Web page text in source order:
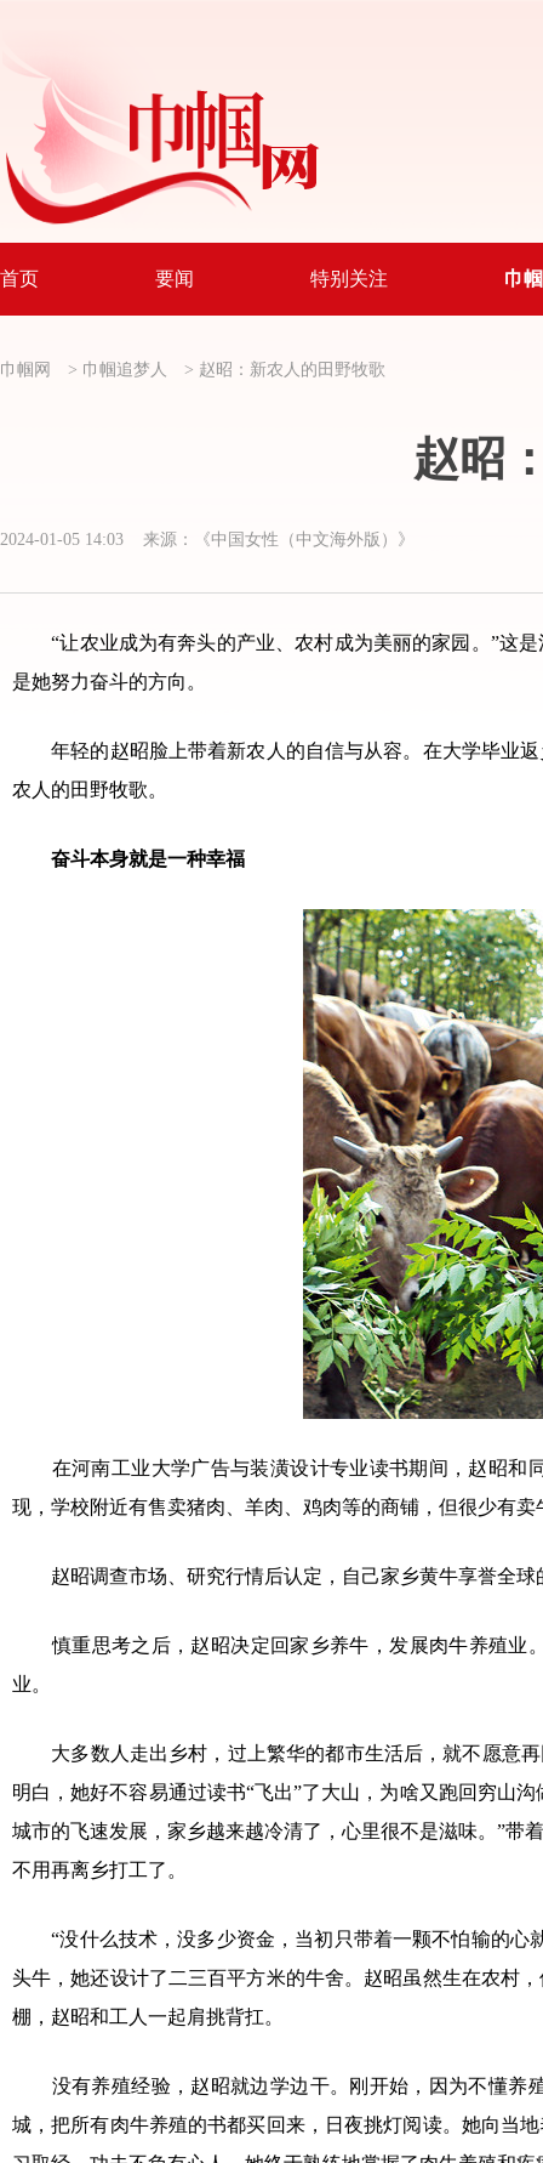
首页 要闻 特别关注 巾
巾帼网 > 巾帼追梦人 > 赵昭：新农人的田野牧歌
赵昭
2024-01-05 14:03 来源：《中国女性（中文海外版）》
“让农业成为有奔头的产业、农村成为美丽的家园。”这是
是她努力奋斗的方向。
年轻的赵昭脸上带着新农人的自信与从容。在大学毕业返
农人的田野牧歌。
奋斗本身就是一种幸福
在河南工业大学广告与装潢设计专业读书期间，赵昭和
现，学校附近有售卖猪肉、羊肉、鸡肉等的商铺，但很少有
赵昭调查市场、研究行情后认定，自己家乡黄牛享誉全球
慎重思考之后，赵昭决定回家乡养牛，发展肉牛养殖业
业。
大多数人走出乡村，过上繁华的都市生活后，就不愿意再
明白，她好不容易通过读书“飞出”了大山，为啥又跑回穷山
城市的飞速发展，家乡越来越冷清了，心里很不是滋味。”带
不用再离乡打工了。
“没什么技术，没多少资金，当初只带着一颗不怕输的心
头牛，她还设计了二三百平方米的牛舍。赵昭虽然生在农村
棚，赵昭和工人一起肩挑背扛。
没有养殖经验，赵昭就边学边干。刚开始，因为不懂养
城，把所有肉牛养殖的书都买回来，日夜挑灯阅读。她向当